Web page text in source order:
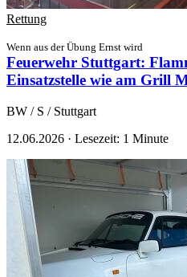
Rettung
Wenn aus der Übung Ernst wird
Feuerwehr Stuttgart:
Einsatzstelle wie am Grill
BW / S / Stuttgart
12.06.2026 · Lesezeit: 1 Minute